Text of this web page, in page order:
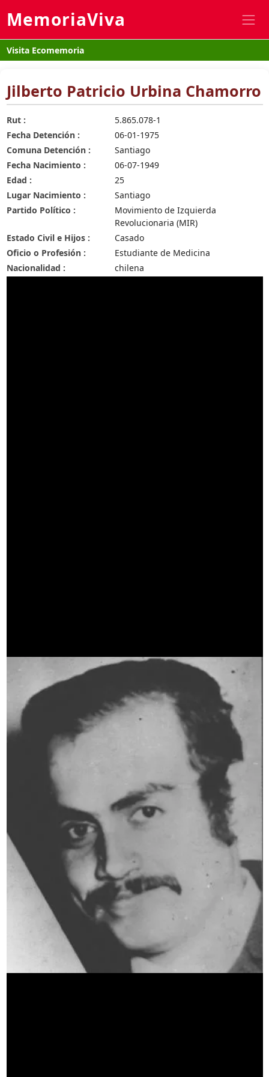
MemoriaViva
Visita Ecomemoria
Jilberto Patricio Urbina Chamorro
Rut :
5.865.078-1
Fecha Detención :
06-01-1975
Comuna Detención :
Santiago
Fecha Nacimiento :
06-07-1949
Edad :
25
Lugar Nacimiento :
Santiago
Partido Político :
Movimiento de Izquierda
Revolucionaria (MIR)
Estado Civil e Hijos :
Casado
Oficio o Profesión :
Estudiante de Medicina
Nacionalidad :
chilena